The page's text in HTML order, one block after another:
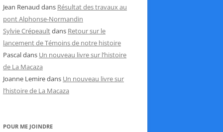
Jean Renaud dans Résultat des travaux au
pont Alphonse-Normandin
Sylvie Crépeaultdans Retour sur le
lancement de Témoins de notre histoire
Pascaldans Un nouveau livre sur l’histoire
de La Macaza
Joanne Lemiredans Un nouveau livre sur
l’histoire de La Macaza
POUR ME JOINDRE